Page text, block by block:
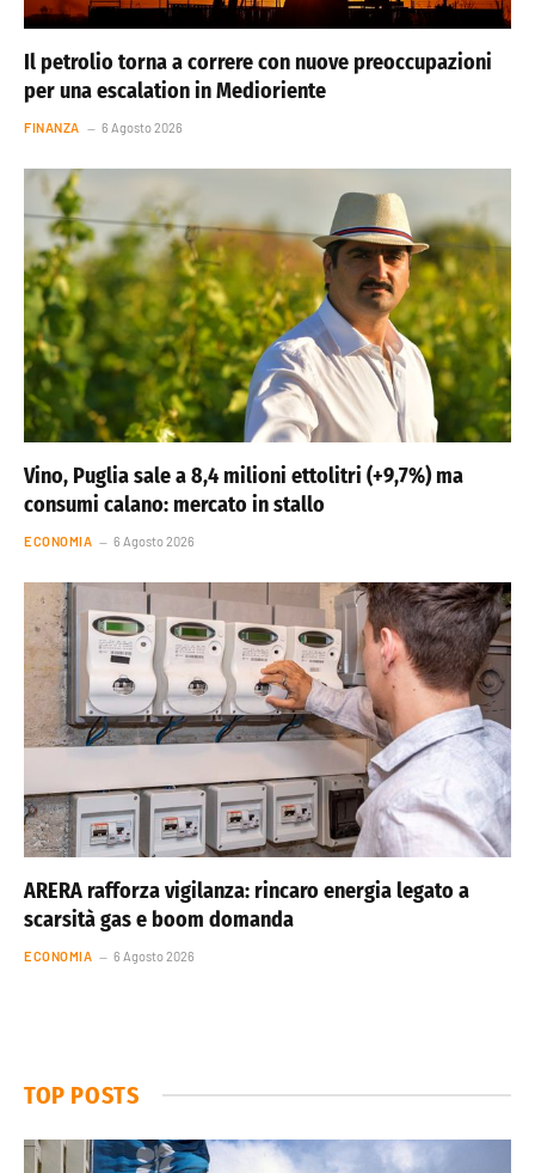
Il petrolio torna a correre con nuove preoccupazioni
per una escalation in Medioriente
FINANZA 6 Agosto 2026
Vino, Puglia sale a 8,4 milioni ettolitri (+9,7%) ma
consumi calano: mercato in stallo
ECONOMIA 6 Agosto 2026
ARERA rafforza vigilanza: rincaro energia legato a
scarsità gas e boom domanda
ECONOMIA 6 Agosto 2026
TOP POSTS